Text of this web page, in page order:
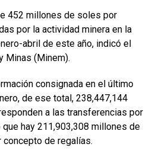
452 millones de soles por
por la actividad minera en la
abril de este año, indicó el
Minas (Minem).
consignada en el último
de ese total, 238,447,144
a las transferencias por
que hay 211,903,308 millones de
de regalías.